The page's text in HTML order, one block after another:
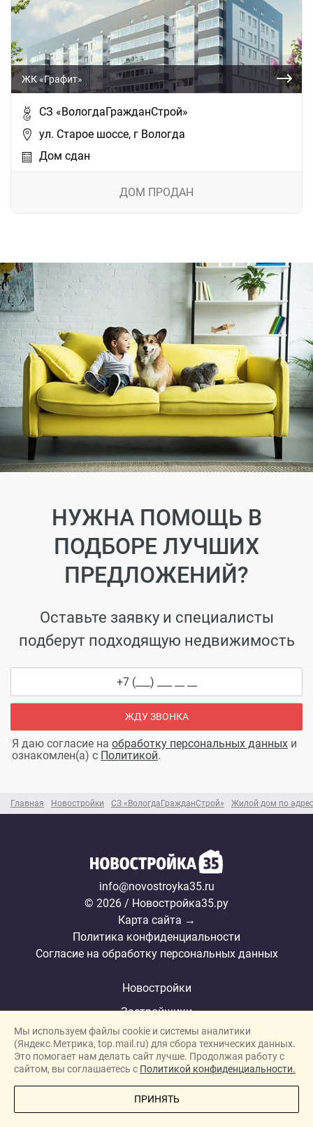
Главная Новостройки СЗ «ВологдаГражданСтрой» Жилой дом по
ЖК «Графит»
СЗ «ВологдаГражданСтрой»
ул. Старое шоссе, г Вологда
Дом сдан
ДОМ ПРОДАН
НУЖНА ПОМОЩЬ В
ПОДБОРЕ ЛУЧШИХ
ПРЕДЛОЖЕНИЙ?
Оставьте заявку и специалисты
подберут подходящую недвижимость
ЖДУ ЗВОНКА
Я даю согласие на обработку персональных данных и
ознакомлен(а) с Политикой.
info@novostroyka35.ru
© 2026 / Новостройка35.ру
Карта сайта →
Политика конфиденциальности
Согласие на обработку персональных данных
Новостройки
Застройщики
Ипотека
Новости
Полезная информация
Видеообзоры ЖК
ПОЗВОНИТЕ МНЕ
Мы используем файлы cookie и системы аналитики
(Яндекс.Метрика, top.mail.ru) для сбора технических данных.
Это помогает нам делать сайт лучше. Продолжая работу с
сайтом, вы соглашаетесь с Политикой конфиденциальности.
ПРИНЯТЬ